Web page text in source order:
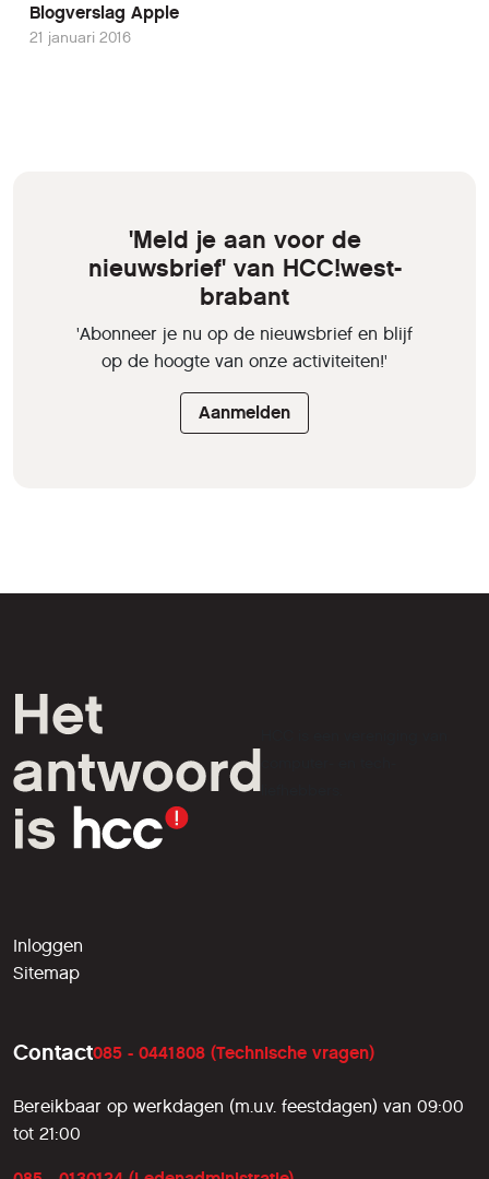
Blogverslag Apple
21 januari 2016
'Meld je aan voor de
nieuwsbrief' van HCC!west-
brabant
'Abonneer je nu op de nieuwsbrief en blijf
op de hoogte van onze activiteiten!'
Aanmelden
liefhebbers.
Inloggen
Sitemap
Contact085 - 0441808 (Technische vragen)
Bereikbaar op werkdagen (m.u.v. feestdagen) van 09:00
tot 21:00